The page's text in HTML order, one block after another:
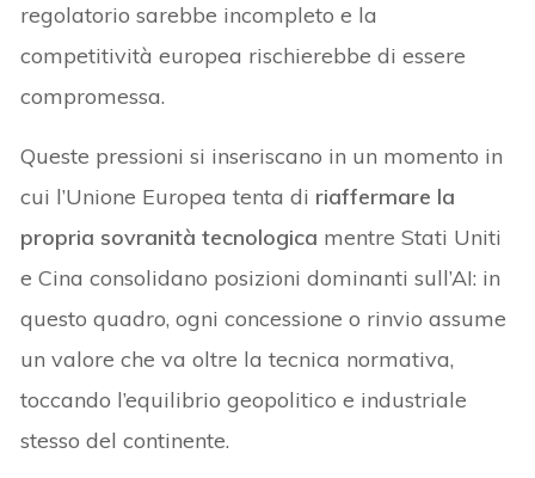
regolatorio sarebbe incompleto e la
competitività europea rischierebbe di essere
compromessa.
Queste pressioni si inseriscano in un momento in
cui l’Unione Europea tenta di riaffermare la
propria sovranità tecnologica mentre Stati Uniti
e Cina consolidano posizioni dominanti sull’AI: in
questo quadro, ogni concessione o rinvio assume
un valore che va oltre la tecnica normativa,
toccando l’equilibrio geopolitico e industriale
stesso del continente.